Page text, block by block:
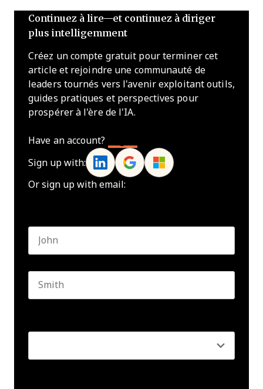
Continuez à lire—et continuez à diriger
plus intelligemment
Créez un compte gratuit pour terminer cet
article et rejoindre une communauté de
leaders tournés vers l'avenir exploitant outils,
guides pratiques et perspectives pour
prospérer à l'ère de l'IA.
Have an account?
Sign up with:
Or sign up with email: